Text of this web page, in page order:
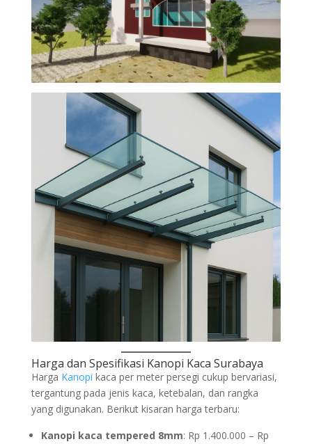
Harga dan Spesifikasi Kanopi Kaca Surabaya
Harga Kanopi kaca per meter persegi cukup bervariasi,
tergantung pada jenis kaca, ketebalan, dan rangka
yang digunakan. Berikut kisaran harga terbaru:
Kanopi kaca tempered 8mm: Rp 1.400.000 – Rp